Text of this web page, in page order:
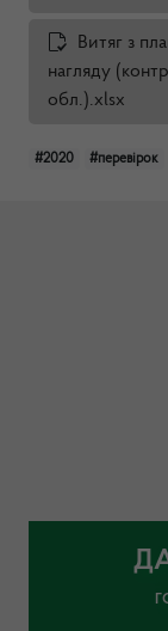
Витяг з
нагляду
обл.).xlsx
#2020 #перевірок